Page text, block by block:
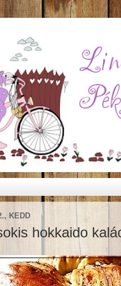
KEDD
hokkaido